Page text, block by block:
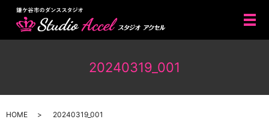
メ
20240319_001
HOME 20240319_001